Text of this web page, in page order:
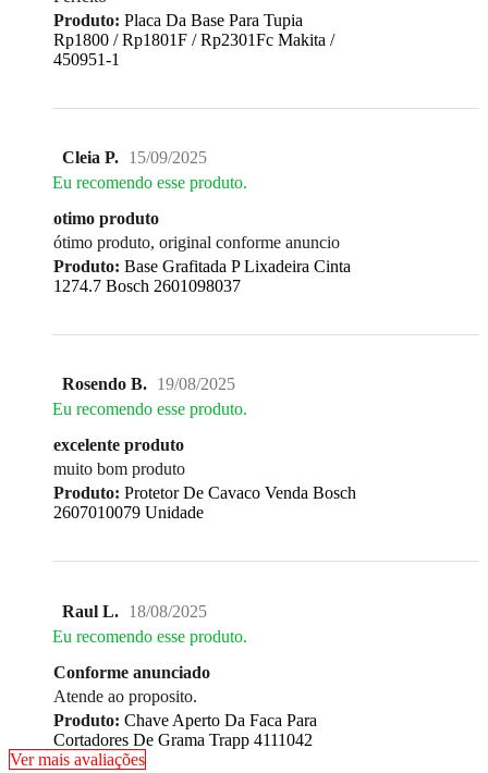
Produto: Placa Da Base Para Tupia
Rp1800 / Rp1801F / Rp2301Fc Makita /
450951-1
Cleia P. 15/09/2025
Eu recomendo esse produto.
otimo produto
ótimo produto, original conforme anuncio
Produto: Base Grafitada P Lixadeira Cinta
1274.7 Bosch 2601098037
Rosendo B. 19/08/2025
Eu recomendo esse produto.
excelente produto
muito bom produto
Produto: Protetor De Cavaco Venda Bosch
2607010079 Unidade
Raul L. 18/08/2025
Eu recomendo esse produto.
Conforme anunciado
Atende ao proposito.
Produto: Chave Aperto Da Faca Para
Cortadores De Grama Trapp 4111042
Ver mais avaliações